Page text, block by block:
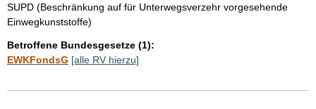
SUPD (Beschränkung auf für Unterwegsverzehr vorgesehende
Einwegkunststoffe)
Betroffene Bundesgesetze (1):
EWKFondsG [alle RV hierzu]